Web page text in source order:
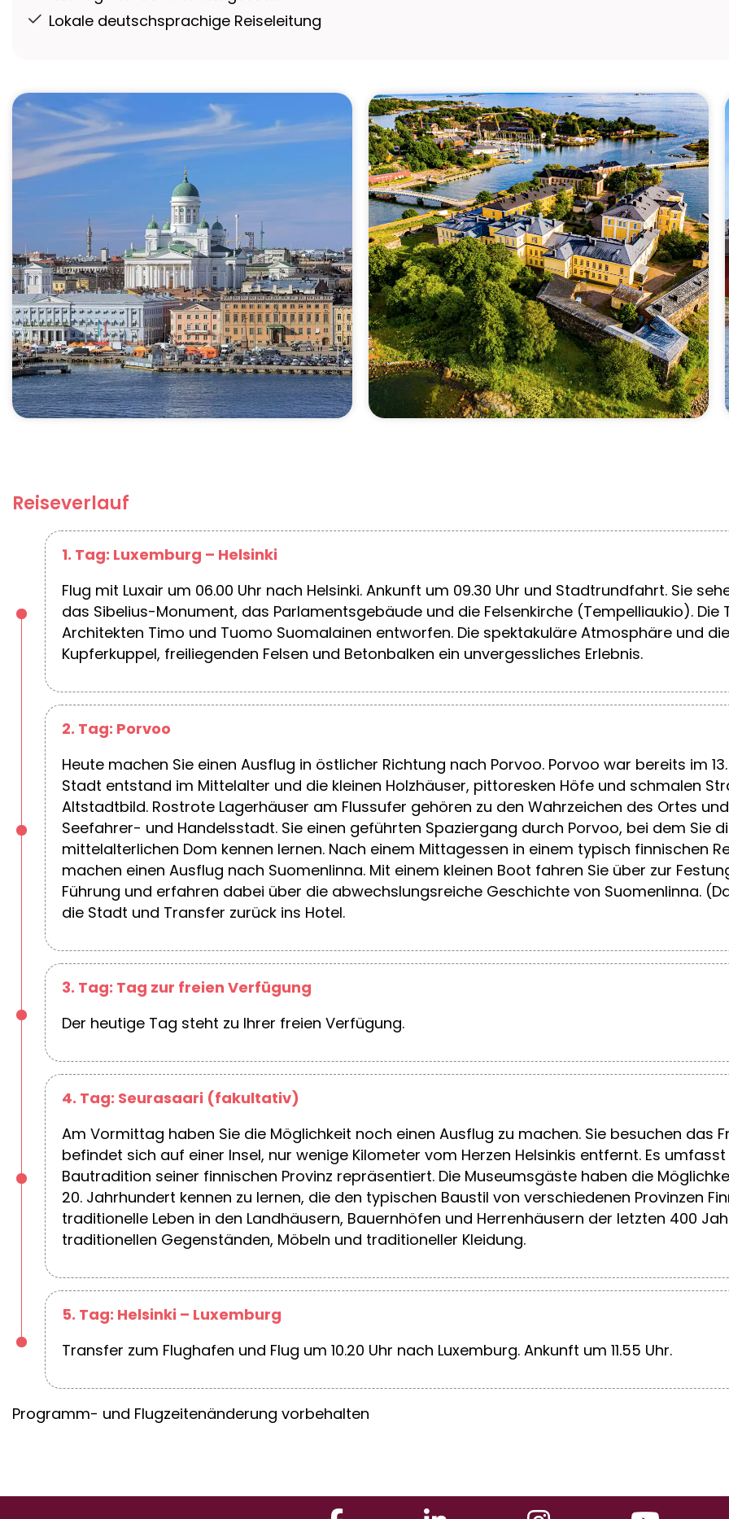
Lokale deutschsprachige Reiseleitung
Reiseverlauf
1. Tag: Luxemburg – Helsinki
Flug mit Luxair um 06.00 Uhr nach Helsinki. Ankunft um 09.30 Uhr und Stadtrundfahrt. Sie
das Sibelius-Monument, das Parlamentsgebäude und die Felsenkirche (Tempelliaukio).
Architekten Timo und Tuomo Suomalainen entworfen. Die spektakuläre Atmosphäre und
Kupferkuppel, freiliegenden Felsen und Betonbalken ein unvergessliches Erlebnis.
2. Tag: Porvoo
Heute machen Sie einen Ausflug in östlicher Richtung nach Porvoo. Porvoo war bereits im
Stadt entstand im Mittelalter und die kleinen Holzhäuser, pittoresken Höfe und schmalen
Altstadtbild. Rostrote Lagerhäuser am Flussufer gehören zu den Wahrzeichen des Ortes
Seefahrer- und Handelsstadt. Sie einen geführten Spaziergang durch Porvoo, bei dem Sie
mittelalterlichen Dom kennen lernen. Nach einem Mittagessen in einem typisch finnischen
machen einen Ausflug nach Suomenlinna. Mit einem kleinen Boot fahren Sie über zur
Führung und erfahren dabei über die abwechslungsreiche Geschichte von Suomenlinna.
die Stadt und Transfer zurück ins Hotel.
3. Tag: Tag zur freien Verfügung
Der heutige Tag steht zu Ihrer freien Verfügung.
4. Tag: Seurasaari (fakultativ)
Am Vormittag haben Sie die Möglichkeit noch einen Ausflug zu machen. Sie besuchen das
befindet sich auf einer Insel, nur wenige Kilometer vom Herzen Helsinkis entfernt. Es
Bautradition seiner finnischen Provinz repräsentiert. Die Museumsgäste haben die
20. Jahrhundert kennen zu lernen, die den typischen Baustil von verschiedenen Provinzen
traditionelle Leben in den Landhäusern, Bauernhöfen und Herrenhäusern der letzten 400
traditionellen Gegenständen, Möbeln und traditioneller Kleidung.
5. Tag: Helsinki – Luxemburg
Transfer zum Flughafen und Flug um 10.20 Uhr nach Luxemburg. Ankunft um 11.55 Uhr.
Programm- und Flugzeitenänderung vorbehalten